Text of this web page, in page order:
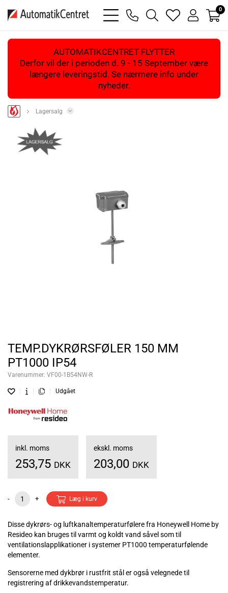
bars
light
phone
magnifying
glass
heart
light
user
light
0
AUTOMATIKCENTRET FLYTTER
Derfor vil der i perioden d. 9 - 15 September være
længere leveringstid. Se nærmere info under
nyheder.
Lagersalg
TEMP.DYKRØRSFØLER 150 MM
PT1000 IP54
Varenummer: VF00-1B54NW-R
Udgået
inkl. moms
253,75 DKK
ekskl. moms
203,00 DKK
- + Læg i kurv
Disse dykrørs- og luftkanaltemperaturfølere fra Honeywell Home by
Resideo kan bruges til varmt og koldt vand såvel som til
ventilationslapplikationer i systemer PT1000 temperaturfølende
elementer.
Sensorerne med dykbrør i rustfrit stål er også velegnede til
registrering af drikkevandstemperatur.